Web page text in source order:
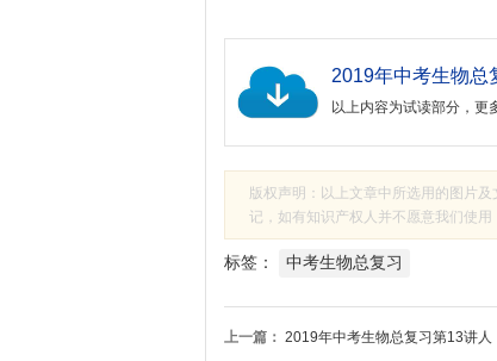
以上内容为试读部分，更
版权声明：以上文章中所选用的图片
记，如有知识产权人并不愿意我们使
标签： 中考生物总复习
上一篇： 2019年中考生物总复习第13讲人